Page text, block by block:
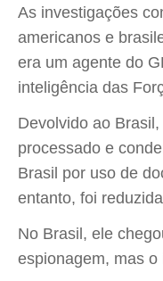
As investigações
americanos e
era um agente do
inteligência das
Devolvido ao
processado e
Brasil por uso de
entanto, foi
No Brasil, ele
espionagem, mas